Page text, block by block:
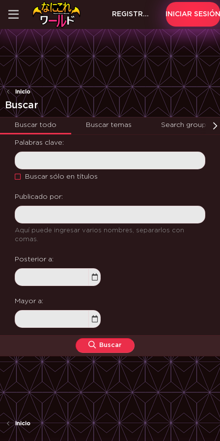
INICIAR SESIÓN
REGISTRARSE
Inicio
Buscar
Buscar todo Buscar temas Search groups
Palabras clave
Buscar sólo en títulos
Publicado por
Aquí puede ingresar varios nombres, separarlos con
comas.
Posterior a
Mayor a
Buscar
Inicio